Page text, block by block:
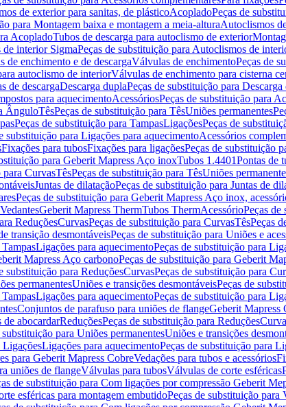
de exterior para sanitas, de plásticoAcopladoPeças de
para Montagem baixa e montagem a meia-alturaAutoclismos
AcopladoTubos de descarga para autoclismo de exterior
interior SigmaPeças de substituição para Autoclismos de
de enchimento e de descargaVálvulas de enchimentoPeças de
autoclismo de interiorVálvulas de enchimento para cisterna
de descargaDescarga duplaPeças de substituição para Descarga
para aquecimentoAcessóriosPeças de substituição para
ÂnguloTêsPeças de substituição para TêsUniões permanentes
Peças de substituição para TampasLigaçõesPeças de
substituição para Ligações para aquecimentoAcessórios
Fixações para tubosFixações para ligaçõesPeças de substituição
para Geberit Mapress Aço inoxTubos 1.4401Pontas de
para CurvasTêsPeças de substituição para TêsUniões
Juntas de dilataçãoPeças de substituição para Juntas de
Peças de substituição para Geberit Mapress Aço inox,
VedantesGeberit Mapress ThermTubos ThermAcessórioPeças de
ReduçõesCurvasPeças de substituição para CurvasTêsPeças
transição desmontáveisPeças de substituição para Uniões e
Ligações para aquecimentoPeças de substituição para
Mapress Aço carbonoPeças de substituição para Geberit
substituição para ReduçõesCurvasPeças de substituição para
permanentesUniões e transições desmontáveisPeças de
Ligações para aquecimentoPeças de substituição para
Conjuntos de parafuso para uniões de flangeGeberit Mapress
de abocardarReduçõesPeças de substituição para Reduções
substituição para Uniões permanentesUniões e transições
LigaçõesLigações para aquecimentoPeças de substituição para
para Geberit Mapress CobreVedações para tubos e acessórios
uniões de flangeVálvulas para tubosVálvulas de corte esféricas
de substituição para Com ligações por compressão Geberit
esféricas para montagem embutidoPeças de substituição